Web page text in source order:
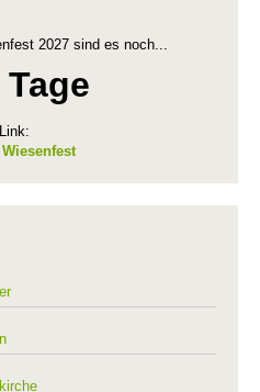
2027 sind es noch...
Link: